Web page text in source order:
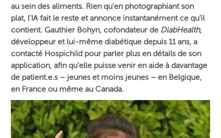
au sein des aliments. Rien qu’en photographiant son
plat, l’IA fait le reste et annonce instantanément ce qu’il
contient. Gauthier Bohyn, cofondateur de DiabHealth,
développeur et lui-même diabétique depuis 11 ans, a
contacté Hospichild pour parler plus en détails de son
application, afin qu’elle puisse venir en aide à davantage
de patient.e.s – jeunes et moins jeunes – en Belgique,
en France ou même au Canada.